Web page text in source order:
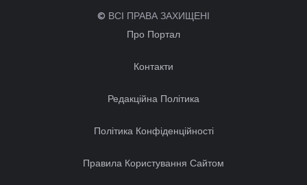
© ВСІ ПРАВА ЗАХИЩЕНІ
Про Портал
Контакти
Редакційна Політика
Політика Конфіденційності
Правила Користування Сайтом